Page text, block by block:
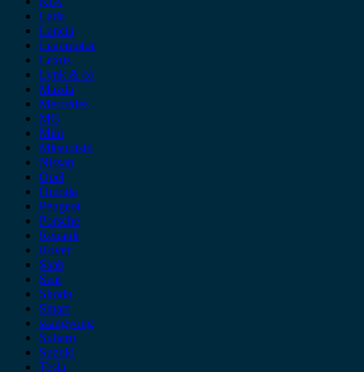
Lada
Lancia
Leapmotor
Lexus
Lynk & co
Mazda
Mercedes
MG
Mini
Mitsubishi
Nissan
Opel
Omoda
Peugeot
Porsche
Renault
Rover
Saab
Seat
Skoda
Smart
ssangyong
Subaru
Suzuki
Tesla